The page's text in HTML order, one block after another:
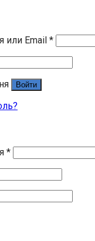
или Email *
Войти
*